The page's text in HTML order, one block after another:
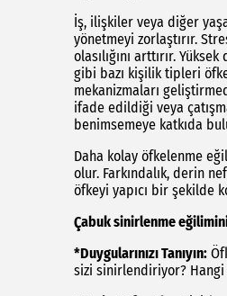
İş, ilişkiler veya diğer
yönetmeyi zorlaştırır.
olasılığını arttırır.
gibi bazı kişilik tipleri
mekanizmaları
ifade edildiği veya
benimsemeye katkıda
Daha kolay öfkelenme
olur. Farkındalık, derin
öfkeyi yapıcı bir şekilde
Çabuk sinirlenme
*Duygularınızı Tanıyın:
sizi sinirlendiriyor? Hangi